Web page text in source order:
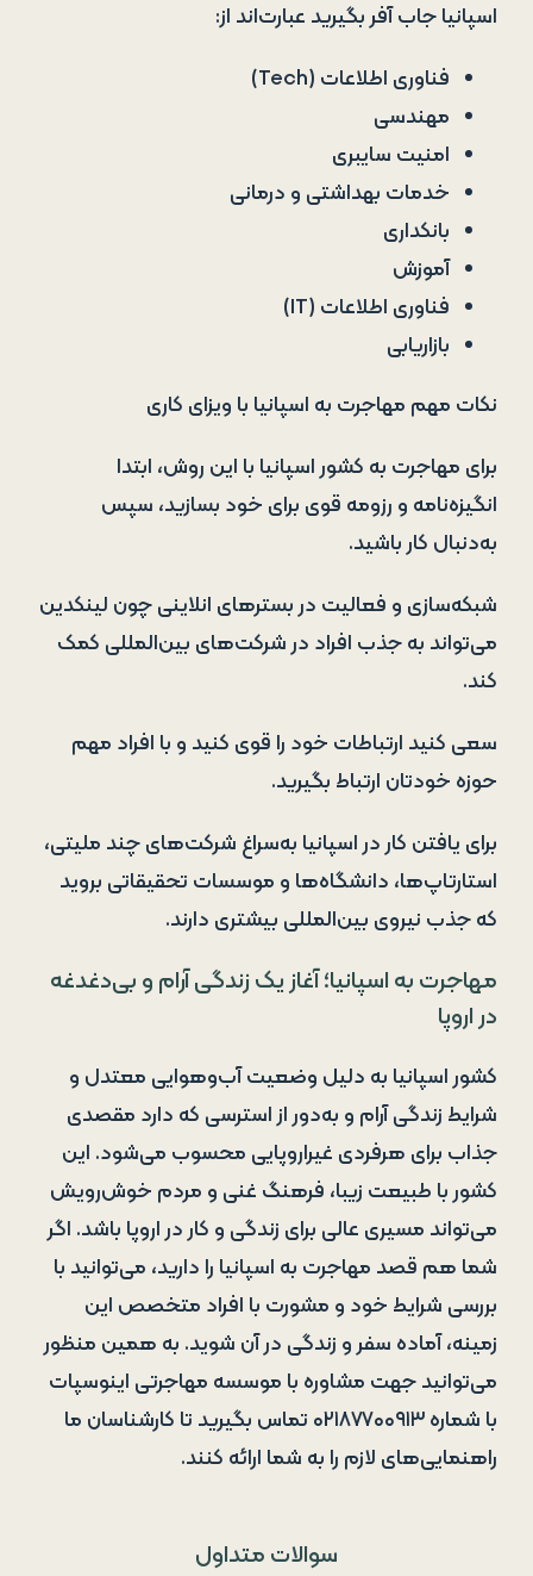
اسپانیا جا‌ب‌ آفر بگیرید عبارت‌اند از:
فناوری اطلاعات (Tech)
مهندسی
امنیت سایبری
خدمات بهداشتی و درمانی
بانکداری
آموزش
فناوری اطلاعات (IT)
بازاریابی
نکات مهم مهاجرت به اسپانیا با ویزای کاری
برای مهاجرت به کشور اسپانیا با این روش، ابتدا
انگیزه‌نامه و رزومه قوی برای خود بسازید، سپس
به‌دنبال کار باشید.
شبکه‌سازی و فعالیت در بسترهای انلاینی چون لینکدین
می‌تواند به جذب افراد در شرکت‌های بین‌المللی کمک
کند.
سعی کنید ارتباطات خود را قوی کنید و با افراد مهم
حوزه خودتان ارتباط بگیرید.
برای یافتن کار در اسپانیا به‌سراغ شرکت‌های چند ملیتی،
استارتاپ‌ها، دانشگاه‌ها و موسسات تحقیقاتی بروید
که جذب نیروی بین‌المللی بیشتری دارند.
مهاجرت به اسپانیا؛ آغاز یک زندگی آرام و بی‌دغدغه
در اروپا
کشور اسپانیا به دلیل وضعیت آب‌وهوایی معتدل و
شرایط زندگی آرام و به‌دور از استرسی که دارد مقصدی
جذاب برای هرفردی غیراروپایی محسوب می‌شود. این
کشور با طبیعت زیبا، فرهنگ غنی و مردم خوش‌رویش
می‌تواند مسیری عالی برای زندگی و کار در اروپا باشد. اگر
شما هم قصد مهاجرت به اسپانیا را دارید، می‌توانید با
بررسی شرایط خود و مشورت با افراد متخصص این
زمینه، آماده سفر و زندگی در آن شوید. به همین منظور
می‌توانید جهت مشاوره با موسسه مهاجرتی اینوسپات
با شماره ۰۲۱۸۷۷۰۰۹۱۳ تماس بگیرید تا کارشناسان ما
راهنمایی‌های لازم را به شما ارائه کنند.
سوالات متداول